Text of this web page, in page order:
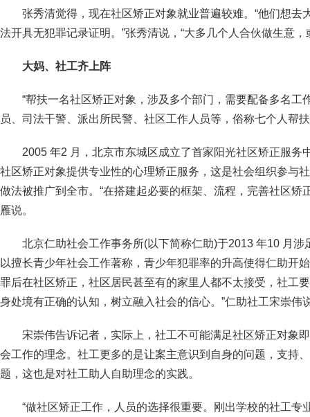
张秀清觉得，现在社区矫正对象就业普遍较难。“他们想去
法开具无犯罪记录证明。”张秀清说，“大多几个人合伙做生意
大妈、社工齐上阵
“帮扶一名社区矫正对象，涉及多个部门，需要配备多名工
员、司法干警、派出所民警、社区工作人员等，俗称七个人帮
2005 年2 月，北京市东城区成立了首家阳光社区矫正服务
社区矫正对象提供专业性的心理矫正服务，这是社会组织参与
做法被推广到全市。“在搭建起必要的框架、流程，完善社区矫
雁说。
北京仁助社会工作事务所(以下简称仁助)于2013 年10 月
以擅长青少年社会工作著称，青少年犯罪率的升高使得仁助开
罪后在社区矫正，社区居民甚至有的家里人都不太接受，社工
身处境有正确的认知，树立融入社会的信心。”仁助社工宋崇伟
宋崇伟告诉记者，实际上，社工不可能满足社区矫正对象
会工作的理念。社工更多的是让案主意识到自身的问题，支持
题，这也是对社工助人自助理念的实践。
“做社区矫正工作，人员的选择很重要。刚出学校的社工专